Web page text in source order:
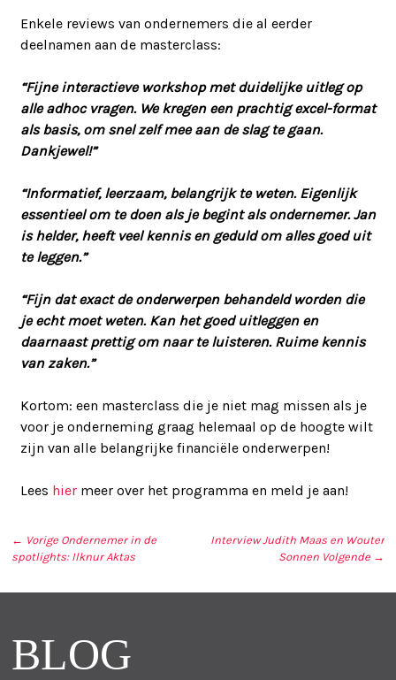
Enkele reviews van ondernemers die al eerder
deelnamen aan de masterclass:
“Fijne interactieve workshop met duidelijke uitleg op
alle adhoc vragen. We kregen een prachtig excel-format
als basis, om snel zelf mee aan de slag te gaan.
Dankjewel!”
“Informatief, leerzaam, belangrijk te weten. Eigenlijk
essentieel om te doen als je begint als ondernemer. Jan
is helder, heeft veel kennis en geduld om alles goed uit
te leggen.”
“Fijn dat exact de onderwerpen behandeld worden die
je echt moet weten. Kan het goed uitleggen en
daarnaast prettig om naar te luisteren. Ruime kennis
van zaken.”
Kortom: een masterclass die je niet mag missen als je
voor je onderneming graag helemaal op de hoogte wilt
zijn van alle belangrijke financiële onderwerpen!
Lees hiermeer over het programma en meld je aan!
BERICHT NAVIGATIE
← VorigeOndernemer in de
spotlights: Ilknur Aktas
Interview Judith Maas en Wouter
Sonnen Volgende →
BLOG